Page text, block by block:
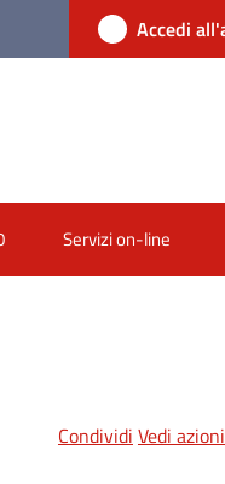
Accedi
Servizi on-line
Condividi Vedi azioni